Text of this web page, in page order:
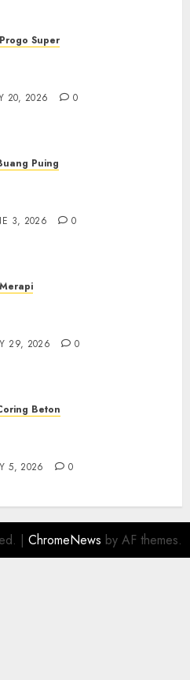
Super
20, 2026 0
Puing
3, 2026 0
29, 2026 0
Beton
5, 2026 0
| ChromeNews by AF themes.